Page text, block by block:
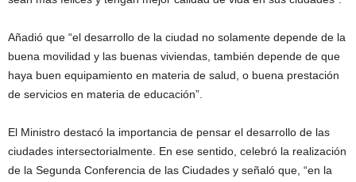
Añadió que “el desarrollo de la ciudad no solamente depende de la
buena movilidad y las buenas viviendas, también depende de que
haya buen equipamiento en materia de salud, o buena prestación
de servicios en materia de educación”.
El Ministro destacó la importancia de pensar el desarrollo de las
ciudades intersectorialmente. En ese sentido, celebró la realización
de la Segunda Conferencia de las Ciudades y señaló que, “en la